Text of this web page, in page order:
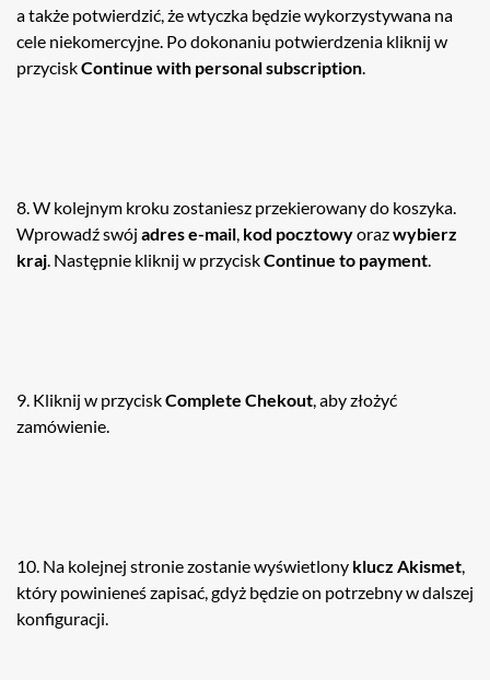
a także potwierdzić, że wtyczka będzie wykorzystywana na
cele niekomercyjne. Po dokonaniu potwierdzenia kliknij w
przyciskContinue with personal subscription.
8. W kolejnym kroku zostaniesz przekierowany do koszyka.
Wprowadź swój adres e-mail, kod pocztowyorazwybierz
kraj. Następnie kliknij w przyciskContinue to payment.
9. Kliknij w przyciskComplete Chekout, aby złożyć
zamówienie.
10. Na kolejnej stronie zostanie wyświetlony klucz Akismet,
który powinieneś zapisać, gdyż będzie on potrzebny w dalszej
konfiguracji.